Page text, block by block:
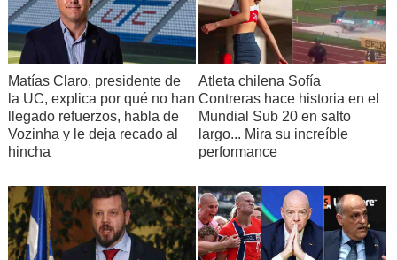
Matías Claro, presidente de
la UC, explica por qué no han
llegado refuerzos, habla de
Vozinha y le deja recado al
hincha
Atleta chilena Sofía
Contreras hace historia en el
Mundial Sub 20 en salto
largo... Mira su increíble
performance